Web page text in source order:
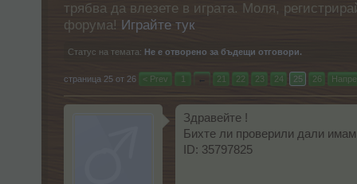
трябва да влезете в играта. Моля,
форума! Играйте тук
Статус на темата: Не е отворено за бъдещи отговори.
страница 25 от 26 < Prev 1 ← 21 22 23 24 25 26
Здравейте !
Бихте ли проверили дали
ID: 35797825